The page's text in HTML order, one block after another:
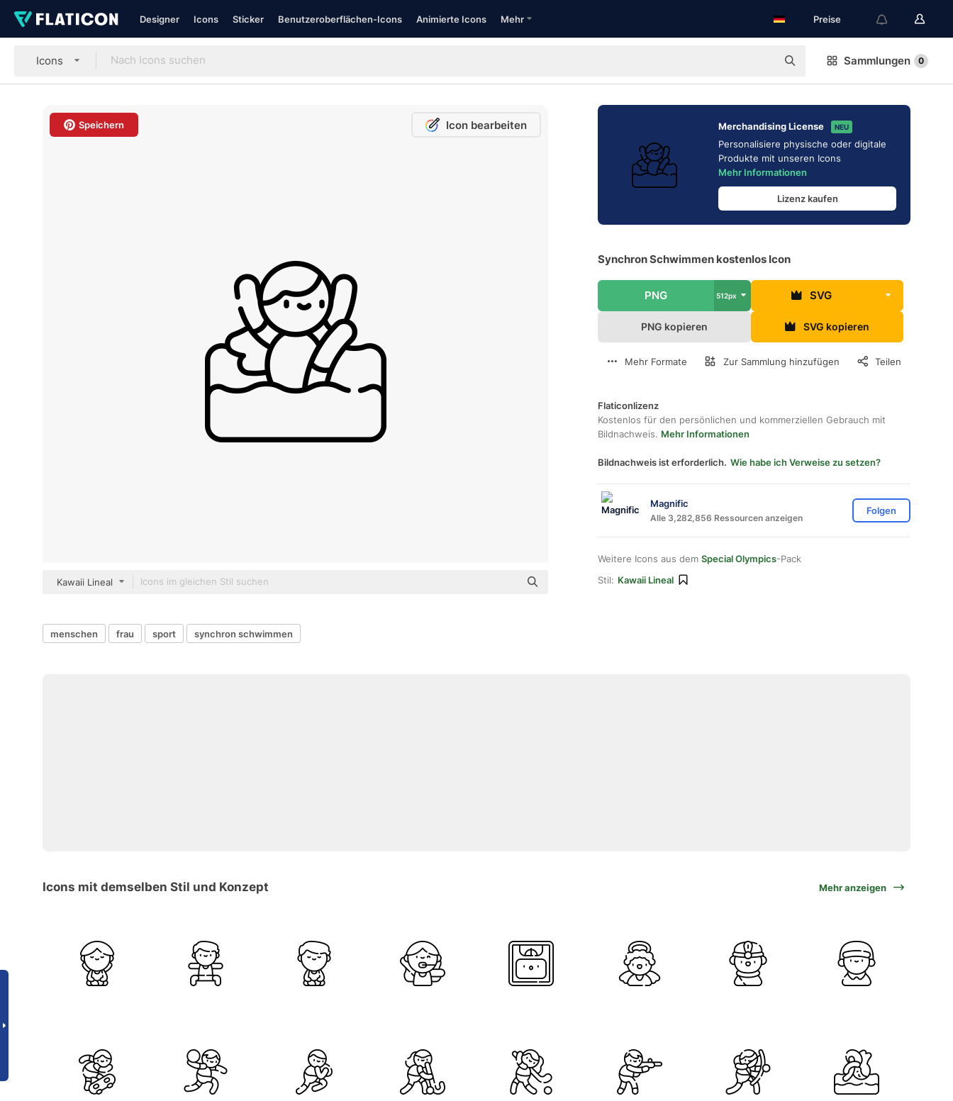
Designer Icons Sticker Benutzeroberflächen-Icons Animierte Icons Mehr Preise
Icons Sammlungen 0
Speichern Icon bearbeiten
Kawaii Lineal
Merchandising License NEU
Personalisiere physische oder digitale
Produkte mit unseren Icons
Mehr Informationen
Lizenz kaufen
Synchron Schwimmen kostenlos Icon
PNG 512px SVG
PNG kopieren SVG kopieren
Mehr Formate Zur Sammlung hinzufügen Teilen
Flaticonlizenz
Kostenlos für den persönlichen und kommerziellen Gebrauch mit
Bildnachweis. Mehr Informationen
Bildnachweis ist erforderlich. Wie habe ich Verweise zu setzen?
Magnific
Alle 3,282,856 Ressourcen anzeigen
Folgen
Weitere Icons aus dem Special Olympics-Pack
Stil: Kawaii Lineal
menschen frau sport synchron schwimmen
Icons mit demselben Stil und Konzept Mehr anzeigen